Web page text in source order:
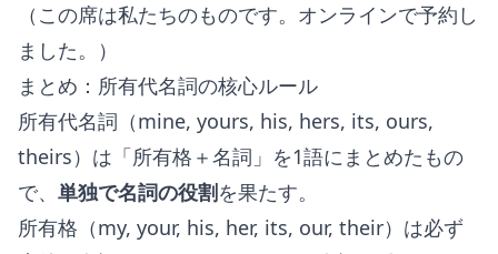
（この席は私たちのものです。オンラインで予約し
ました。）
まとめ：所有代名詞の核心ルール
所有代名詞（mine, yours, his, hers, its, ours,
theirs）は「所有格＋名詞」を1語にまとめたもの
で、 単独で名詞の役割を果たす。
所有格（my, your, his, her, its, our, their）は必ず